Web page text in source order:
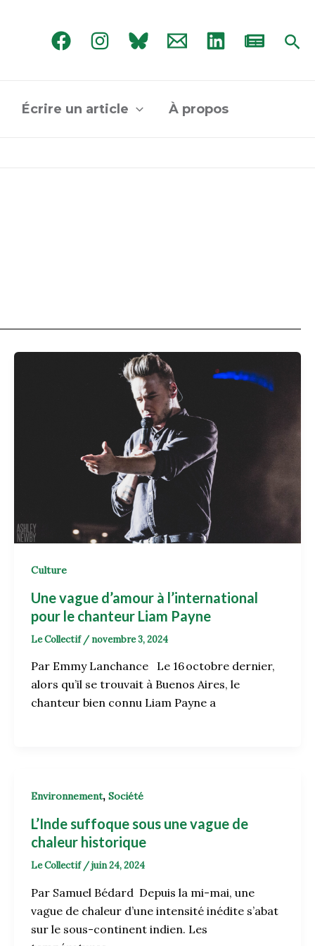
Écrire un article À propos
Culture
Une vague d’amour à l’international
pour le chanteur Liam Payne
Le Collectif / novembre 3, 2024
Par Emmy Lanchance Le 16 octobre dernier,
alors qu’il se trouvait à Buenos Aires, le
chanteur bien connu Liam Payne a
Environnement, Société
L’Inde suffoque sous une vague de
chaleur historique
Le Collectif /juin 24, 2024
Par Samuel Bédard Depuis la mi-mai, une
vague de chaleur d’une intensité inédite s’abat
sur le sous-continent indien. Les